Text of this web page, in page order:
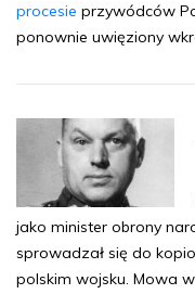
procesie przywódców
ponownie uwięziony
jako minister obrony
sprowadzał się do
polskim wojsku. Mowa